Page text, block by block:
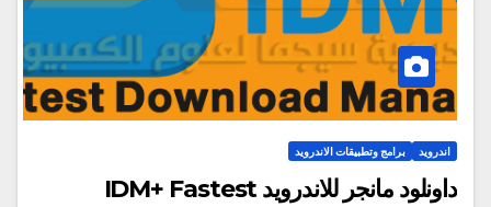
اندرويد برامج وتطبيقات الاندرويد
داونلود مانجر للاندرويد IDM+ Fastest